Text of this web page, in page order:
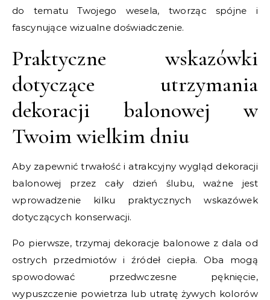
do tematu Twojego wesela, tworząc spójne i
fascynujące wizualne doświadczenie.
Praktyczne wskazówki
dotyczące utrzymania
dekoracji balonowej w
Twoim wielkim dniu
Aby zapewnić trwałość i atrakcyjny wygląd dekoracji
balonowej przez cały dzień ślubu, ważne jest
wprowadzenie kilku praktycznych wskazówek
dotyczących konserwacji.
Po pierwsze, trzymaj dekoracje balonowe z dala od
ostrych przedmiotów i źródeł ciepła. Oba mogą
spowodować przedwczesne pęknięcie,
wypuszczenie powietrza lub utratę żywych kolorów